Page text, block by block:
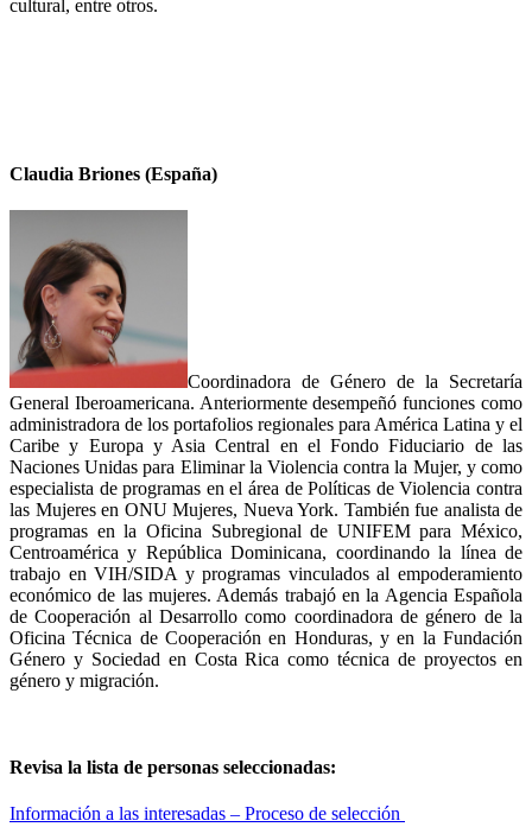
cultural, entre otros.
Claudia Briones (España)
Coordinadora de Género de la Secretaría
General Iberoamericana. Anteriormente desempeñó funciones como
administradora de los portafolios regionales para América Latina y el
Caribe y Europa y Asia Central en el Fondo Fiduciario de las
Naciones Unidas para Eliminar la Violencia contra la Mujer, y como
especialista de programas en el área de Políticas de Violencia contra
las Mujeres en ONU Mujeres, Nueva York. También fue analista de
programas en la Oficina Subregional de UNIFEM para México,
Centroamérica y República Dominicana, coordinando la línea de
trabajo en VIH/SIDA y programas vinculados al empoderamiento
económico de las mujeres. Además trabajó en la Agencia Española
de Cooperación al Desarrollo como coordinadora de género de la
Oficina Técnica de Cooperación en Honduras, y en la Fundación
Género y Sociedad en Costa Rica como técnica de proyectos en
género y migración.
Revisa la lista de personas seleccionadas:
Información a las interesadas – Proceso de selección